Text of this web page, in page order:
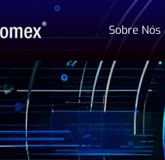
Sobre Nós